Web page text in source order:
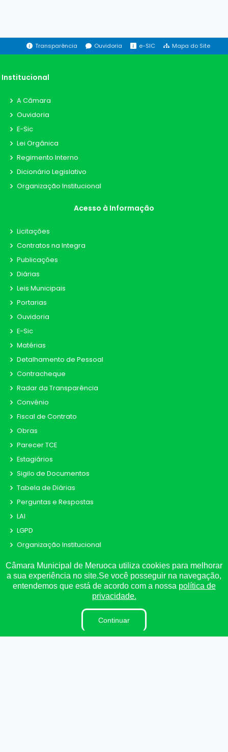
Transparência Ouvidoria e-SIC Mapa do Site
Institucional
A Câmara
Ouvidoria
E-Sic
Lei Orgânica
Regimento Interno
Dicionário Legislativo
Organização Institucional
Acesso à Informação
Licitações
Contratos na Integra
Publicações
Diárias
Leis Municipais
Portarias
Ouvidoria
E-Sic
Matérias
Detalhamento de Pessoal
Contracheque
Radar da Transparência
Convênio
Fiscal de Contrato
Obras
Parecer TCE
Estagiários
Sigilo de Documentos
Tabela de Diárias
Perguntas e Respostas
LAI
LGPD
Organização Institucional
Processo de Contratação Eletrônico
Terceirizados
Plano Estratégico Institucional
Projetos de Leis e Atos Infralegais
Câmara Municipal de Meruoca utiliza cookies para melhorar
a sua experiência no site.Se você posseguir na navegação,
entendemos que está de acordo com a nossa política de
privacidade.
Continuar